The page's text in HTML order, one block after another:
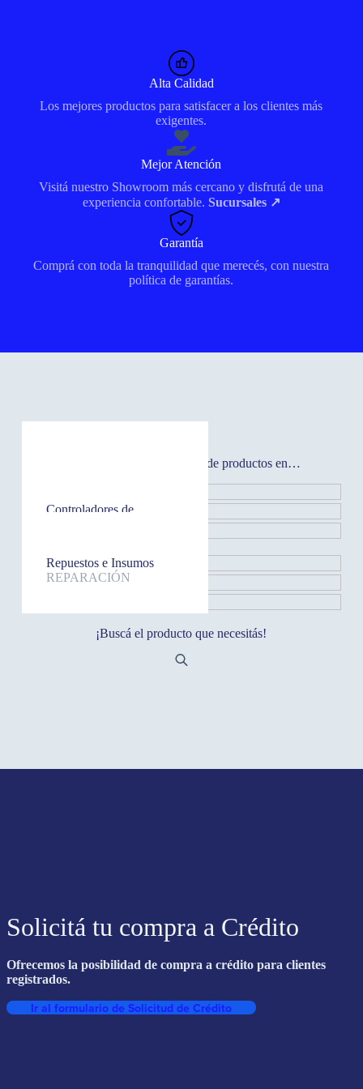
Alta Calidad
Los mejores productos para satisfacer a los clientes más
exigentes.
Mejor Atención
Visitá nuestro Showroom más cercano y disfrutá de una
experiencia confortable. Sucursales ↗
Garantía
Comprá con toda la tranquilidad que merecés, con nuestra
política de garantías.
Encontrá la mayor variedad de productos en…
REFRIGERACIÓN
Controladores de
COMERCIALES
Repuestos e Insumos
REPARACIÓN
¡Buscá el producto que necesitás!
Solicitá tu compra a Crédito
Ofrecemos la posibilidad de compra a crédito para clientes
registrados.
Ir al formulario de Solicitud de Crédito